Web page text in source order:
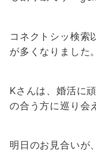
コネクトシッ検索
が多くなりました。
Kさんは、婚活に
の合う方に巡り会
明日のお見合いが